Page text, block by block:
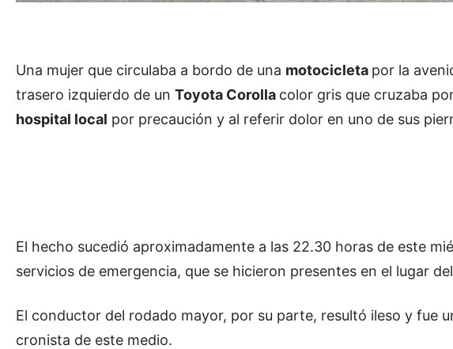
Una mujer que circulaba a bordo de una motocicleta por la
trasero izquierdo de un Toyota Corolla color gris que cruzaba
hospital local por precaución y al referir dolor en uno de sus
El hecho sucedió aproximadamente a las 22.30 horas de este
servicios de emergencia, que se hicieron presentes en el lugar
El conductor del rodado mayor, por su parte, resultó ileso y fue
cronista de este medio.